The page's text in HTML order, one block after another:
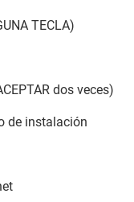
TECLA)
dos veces)
de instalación